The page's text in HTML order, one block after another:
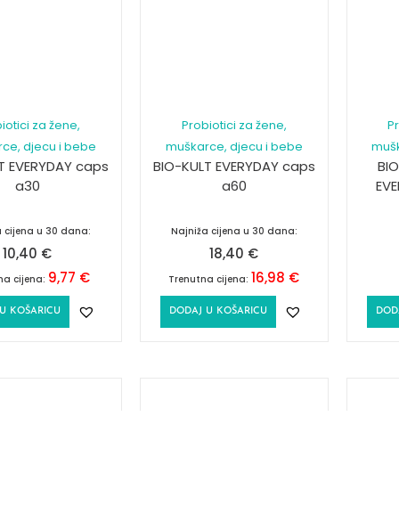
za žene,
djecu i bebe
EVERYDAY caps
a30
cijena u 30 dana:
10,40 €
cijena: 9,77 €
KOŠARICU
Probiotici za žene,
muškarce, djecu i bebe
BIO-KULT EVERYDAY caps
a60
Najniža cijena u 30 dana:
18,40 €
Trenutna cijena: 16,98 €
DODAJ U KOŠARICU